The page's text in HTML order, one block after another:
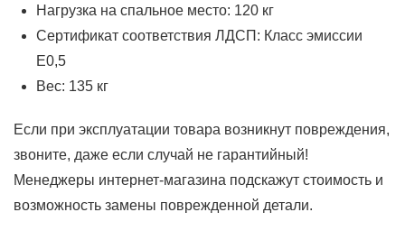
Нагрузка на спальное место: 120 кг
Сертификат соответствия ЛДСП: Класс эмиссии
Е0,5
Вес: 135 кг
Если при эксплуатации товара возникнут повреждения,
звоните, даже если случай не гарантийный!
Менеджеры интернет-магазина подскажут стоимость и
возможность замены поврежденной детали.